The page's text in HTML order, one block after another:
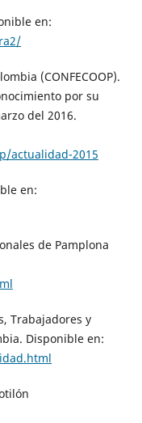
en:
(CONFECOOP).
por su
del 2016.
actualidad-2015
en:
de Pamplona
Trabajadores y
Disponible en: